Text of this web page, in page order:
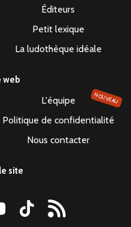
Éditeurs
Petit lexique
La ludothèque idéale
web
L'équipe NOUVEAU
Politique de confidentialité
Nous contacter
site